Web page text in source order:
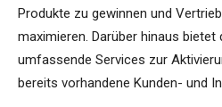
Produkte zu gewinnen und
maximieren. Darüber hinaus bietet
umfassende Services zur
bereits vorhandene Kunden- und